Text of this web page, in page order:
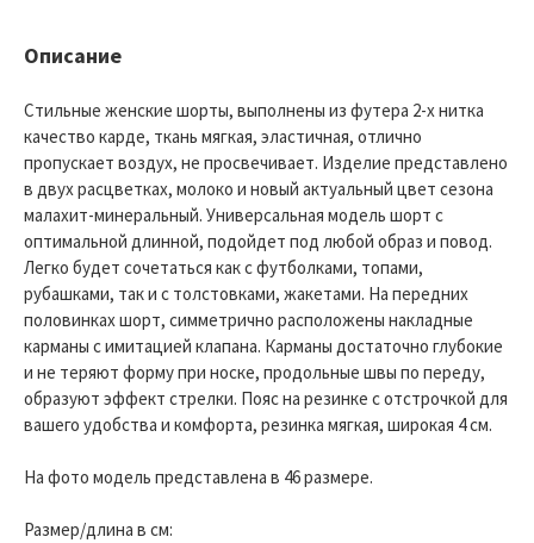
Описание
Стильные женские шорты, выполнены из футера 2-х нитка
качество карде, ткань мягкая, эластичная, отлично
пропускает воздух, не просвечивает. Изделие представлено
в двух расцветках, молоко и новый актуальный цвет сезона
малахит-минеральный. Универсальная модель шорт с
оптимальной длинной, подойдет под любой образ и повод.
Легко будет сочетаться как с футболками, топами,
рубашками, так и с толстовками, жакетами. На передних
половинках шорт, симметрично расположены накладные
карманы с имитацией клапана. Карманы достаточно глубокие
и не теряют форму при носке, продольные швы по переду,
образуют эффект стрелки. Пояс на резинке с отстрочкой для
вашего удобства и комфорта, резинка мягкая, широкая 4 см.
На фото модель представлена в 46 размере.
Размер/длина в см: